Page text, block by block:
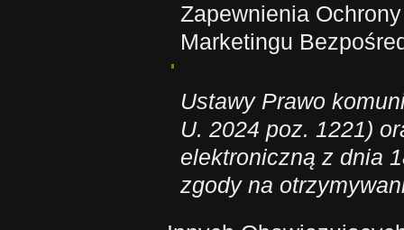
Zapewnienia
Marketingu
Ustawy Prawo
U. 2024 poz. 1221)
elektroniczną z dnia
zgody na